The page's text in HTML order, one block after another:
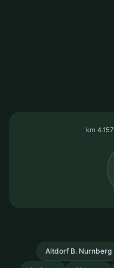
4.157 km
Altdorf B. Nurnberg